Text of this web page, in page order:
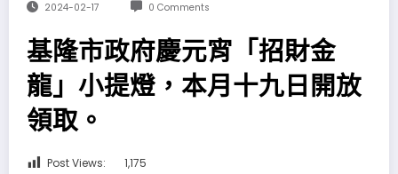
2024-02-17 0 Comments
基隆市政府慶元宵「招財金
龍」小提燈，本月十九日開放
領取。
Post Views: 1,175